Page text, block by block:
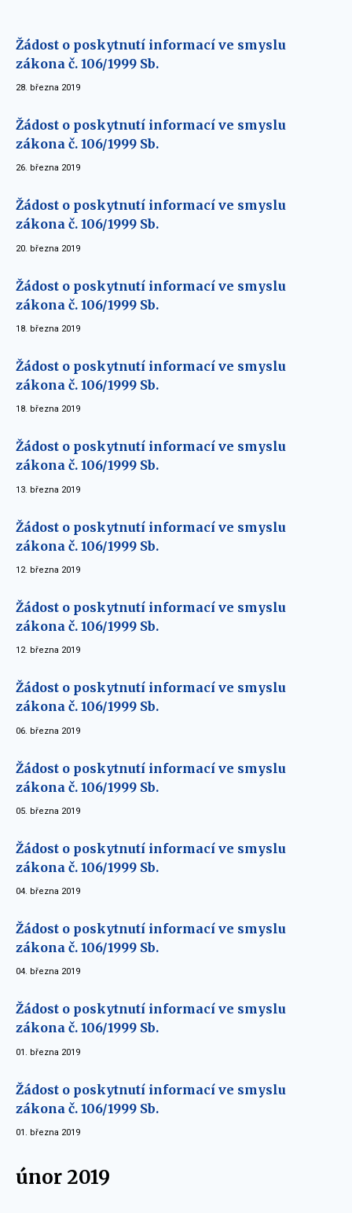
Žádost o poskytnutí informací ve smyslu
zákona č. 106/1999 Sb.
28. března 2019
Žádost o poskytnutí informací ve smyslu
zákona č. 106/1999 Sb.
26. března 2019
Žádost o poskytnutí informací ve smyslu
zákona č. 106/1999 Sb.
20. března 2019
Žádost o poskytnutí informací ve smyslu
zákona č. 106/1999 Sb.
18. března 2019
Žádost o poskytnutí informací ve smyslu
zákona č. 106/1999 Sb.
18. března 2019
Žádost o poskytnutí informací ve smyslu
zákona č. 106/1999 Sb.
13. března 2019
Žádost o poskytnutí informací ve smyslu
zákona č. 106/1999 Sb.
12. března 2019
Žádost o poskytnutí informací ve smyslu
zákona č. 106/1999 Sb.
12. března 2019
Žádost o poskytnutí informací ve smyslu
zákona č. 106/1999 Sb.
06. března 2019
Žádost o poskytnutí informací ve smyslu
zákona č. 106/1999 Sb.
05. března 2019
Žádost o poskytnutí informací ve smyslu
zákona č. 106/1999 Sb.
04. března 2019
Žádost o poskytnutí informací ve smyslu
zákona č. 106/1999 Sb.
04. března 2019
Žádost o poskytnutí informací ve smyslu
zákona č. 106/1999 Sb.
01. března 2019
Žádost o poskytnutí informací ve smyslu
zákona č. 106/1999 Sb.
01. března 2019
únor 2019